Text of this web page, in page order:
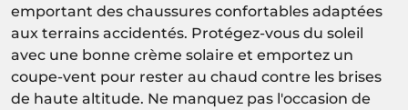
emportant des chaussures confortables adaptées
aux terrains accidentés. Protégez-vous du soleil
avec une bonne crème solaire et emportez un
coupe-vent pour rester au chaud contre les brises
de haute altitude. Ne manquez pas l'occasion de